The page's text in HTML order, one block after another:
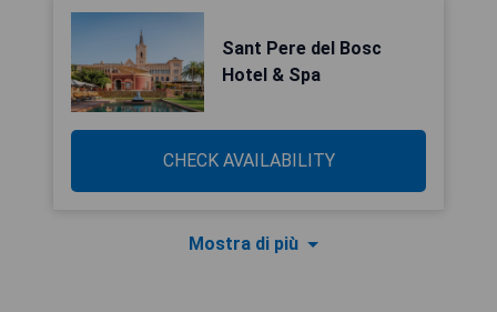
Sant Pere del Bosc
Hotel & Spa
CHECK AVAILABILITY
Mostra di più